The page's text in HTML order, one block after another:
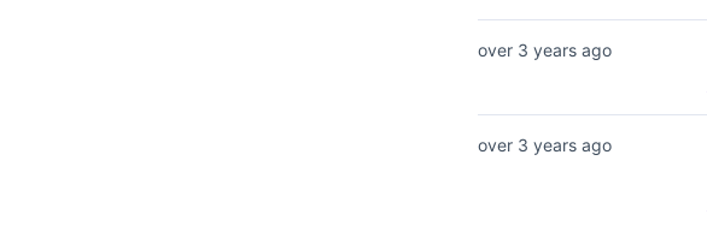
over 3 years ago
over 3 years ago